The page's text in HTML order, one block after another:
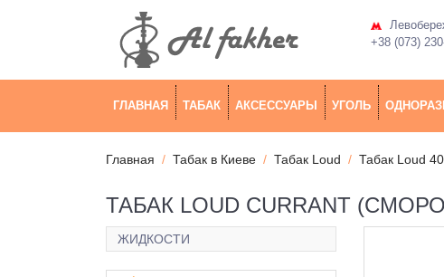
+38 (073)
ГЛАВНАЯ ТАБАК АКСЕССУАРЫ УГОЛЬ
Главная Табак в Киеве Табак Loud Табак Loud
ТАБАК LOUD CURRANT
ЖИДКОСТИ